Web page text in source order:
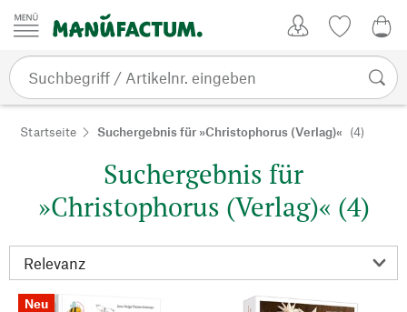
Zum Inhalt springen
Startseite Suchergebnis für »Christophorus (Verlag)« (4)
Suchergebnis für
»Christophorus (Verlag)« (4)
Neu